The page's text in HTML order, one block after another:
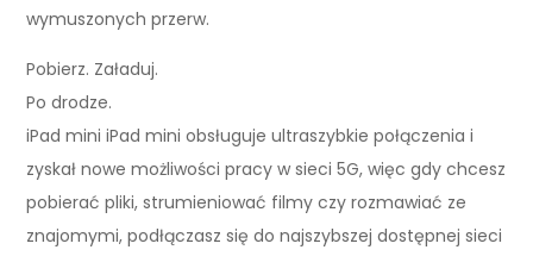
wymuszonych przerw.
Pobierz. Załaduj.
Po drodze.
iPad mini iPad mini obsługuje ultraszybkie połączenia i
zyskał nowe możliwości pracy w sieci 5G, więc gdy chcesz
pobierać pliki, strumieniować filmy czy rozmawiać ze
znajomymi, podłączasz się do najszybszej dostępnej sieci